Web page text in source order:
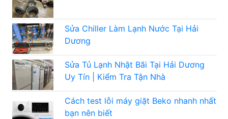
Sửa Chiller Làm Lạnh Nước Tại Hải
Dương
Sửa Tủ Lạnh Nhật Bãi Tại Hải Dương
Uy Tín | Kiểm Tra Tận Nhà
Cách test lỗi máy giặt Beko nhanh nhất
bạn nên biết